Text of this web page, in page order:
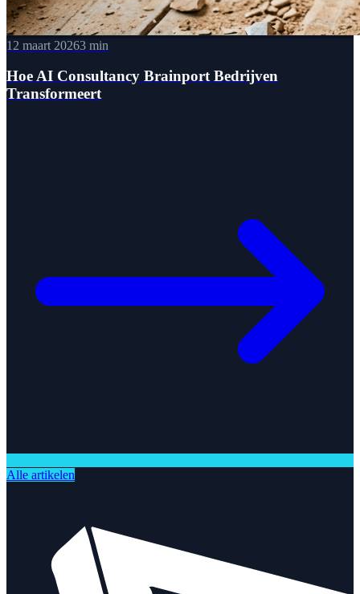
12 maart 20263 min
Hoe AI Consultancy Brainport Bedrijven
Transformeert
Alle artikelen